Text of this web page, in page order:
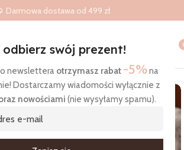
odbierz swój prezent!
newslettera otrzymasz rabat -5%na
Dostarczamy wiadomości wyłącznie z
nowościami (nie wysyłamy spamu).
Darmowa dostawa od 499 zł
/ Prześcieradło do